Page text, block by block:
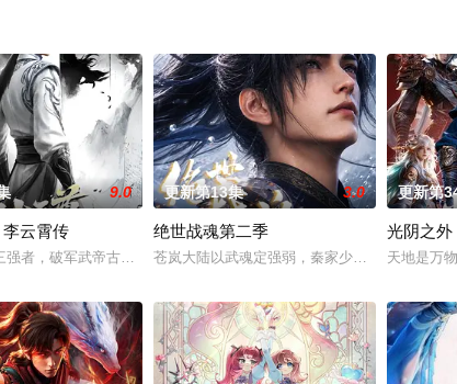
时，他原本以为能在这片熟悉的地方游刃有余。然而，令他震惊的是
9.0
云霄传
强者，破军武帝古飞扬被世界规则所限，修为困在九天武帝境多年，难
更新第13集 3.0
绝世战魂第二季
苍岚大陆以武魂定强弱，秦家少主秦南本是废
更新第
光阴之外
天地是万